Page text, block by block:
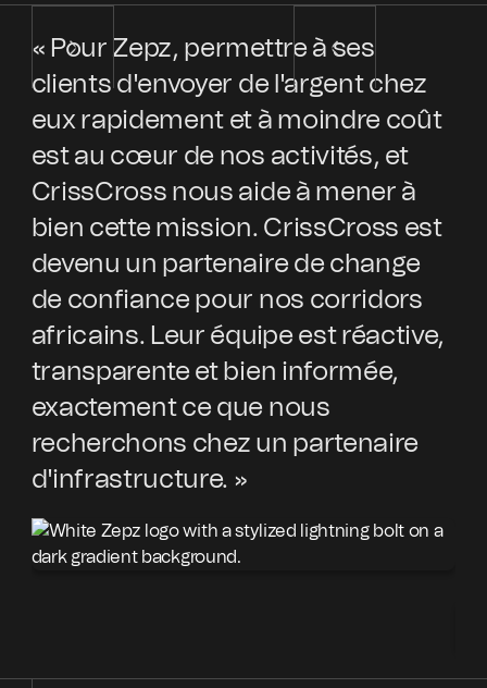
« Pour Zepz, permettre à ses
clients d'envoyer de l'argent chez
eux rapidement et à moindre coût
est au cœur de nos activités, et
CrissCross nous aide à mener à
bien cette mission. CrissCross est
devenu un partenaire de change
de confiance pour nos corridors
africains. Leur équipe est réactive,
transparente et bien informée,
exactement ce que nous
recherchons chez un partenaire
d'infrastructure. »